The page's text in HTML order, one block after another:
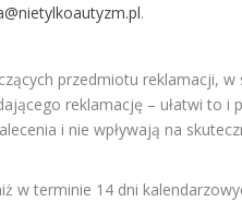
.
przedmiotu reklamacji,
reklamację – ułatwi to i
i nie wpływają na
w terminie 14 dni